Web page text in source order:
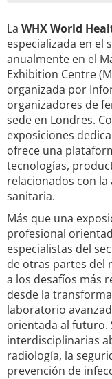
La WHX World
especializada en el
anualmente en el
Exhibition Centre
organizada por
organizadores de
sede en Londres.
exposiciones
ofrece una
tecnologías,
relacionados con
sanitaria.
Más que una
profesional
especialistas del
de otras partes del
a los desafíos más
desde la
laboratorio
orientada al futuro.
interdisciplinarias
radiología, la
prevención de